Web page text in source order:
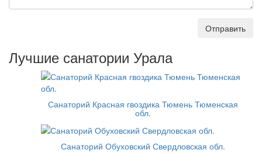
Отправить
Лучшие санатории Урала
Санаторий Красная гвоздика Тюмень Тюменская
обл.
Санаторий Обуховский Свердловская обл.